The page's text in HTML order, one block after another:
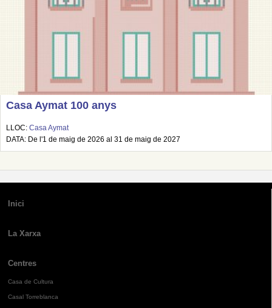
Casa Aymat 100 anys
LLOC: Casa Aymat
DATA: De l'1 de maig de 2026 al 31 de maig de 2027
Inici
La Xarxa
Centres
Casa de Cultura
Casal Torreblanca